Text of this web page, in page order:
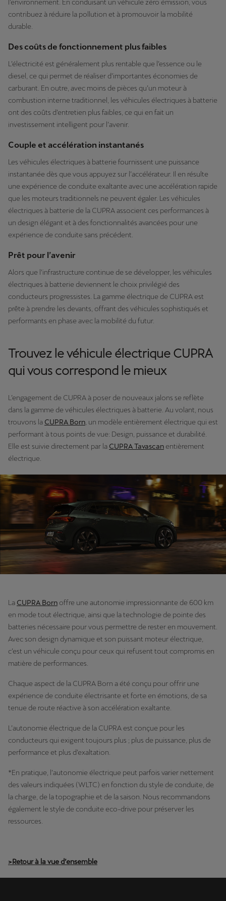
l’environnement. En conduisant un véhicule zéro émission, vous
contribuez à réduire la pollution et à promouvoir la mobilité
durable.
Des coûts de fonctionnement plus faibles
L’électricité est généralement plus rentable que l’essence ou le
diesel, ce qui permet de réaliser d’importantes économies de
carburant. En outre, avec moins de pièces qu’un moteur à
combustion interne traditionnel, les véhicules électriques à batterie
ont des coûts d’entretien plus faibles, ce qui en fait un
investissement intelligent pour l’avenir.
Couple et accélération instantanés
Les véhicules électriques à batterie fournissent une puissance
instantanée dès que vous appuyez sur l’accélérateur. Il en résulte
une expérience de conduite exaltante avec une accélération rapide
que les moteurs traditionnels ne peuvent égaler. Les véhicules
électriques à batterie de la CUPRA associent ces performances à
un design élégant et à des fonctionnalités avancées pour une
expérience de conduite sans précédent.
Prêt pour l’avenir
Alors que l’infrastructure continue de se développer, les véhicules
électriques à batterie deviennent le choix privilégié des
conducteurs progressistes. La gamme électrique de CUPRA est
prête à prendre les devants, offrant des véhicules sophistiqués et
performants en phase avec la mobilité du futur.
Trouvez le véhicule électrique CUPRA
qui vous correspond le mieux
L’engagement de CUPRA à poser de nouveaux jalons se reflète
dans la gamme de véhicules électriques à batterie. Au volant, nous
trouvons la CUPRA Born, un modèle entièrement électrique qui est
performant à tous points de vue: Design, puissance et durabilité.
Elle est suivie directement par la CUPRA Tavascan entièrement
électrique.
La CUPRA Born offre une autonomie impressionnante de 600 km
en mode tout électrique, ainsi que la technologie de pointe des
batteries nécessaire pour vous permettre de rester en mouvement.
Avec son design dynamique et son puissant moteur électrique,
c’est un véhicule conçu pour ceux qui refusent tout compromis en
matière de performances.
Chaque aspect de la CUPRA Born a été conçu pour offrir une
expérience de conduite électrisante et forte en émotions, de sa
tenue de route réactive à son accélération exaltante.
L’autonomie électrique de la CUPRA est conçue pour les
conducteurs qui exigent toujours plus ; plus de puissance, plus de
performance et plus d’exaltation.
*En pratique, l’autonomie électrique peut parfois varier nettement
des valeurs indiquées (WLTC) en fonction du style de conduite, de
la charge, de la topographie et de la saison. Nous recommandons
également le style de conduite eco-drive pour préserver les
ressources.
>Retour à la vue d’ensemble